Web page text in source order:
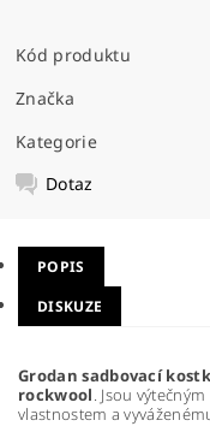
Kód produktu
Značka
Kategorie
Dotaz
POPIS
DISKUZE
Grodan sadbovací
rockwool. Jsou
vlastnostem a